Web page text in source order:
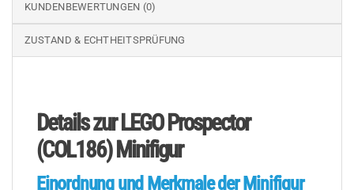
KUNDENBEWERTUNGEN (0)
ZUSTAND & ECHTHEITSPRÜFUNG
Details zur LEGO Prospector
(COL186) Minifigur
Einordnung und Merkmale der Minifigur